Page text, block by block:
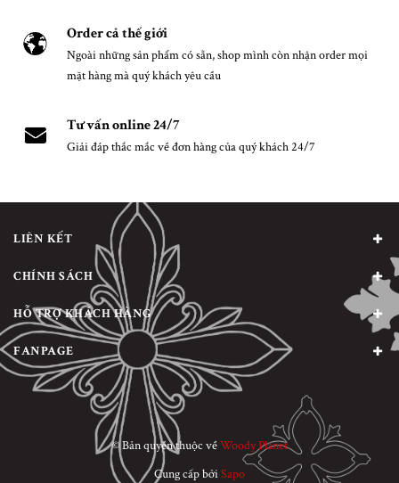
Order cả thế giới
Ngoài những sản phẩm có sẵn, shop mình còn nhận order mọi
mặt hàng mà quý khách yêu cầu
Tư vấn online 24/7
Giải đáp thắc mắc về đơn hàng của quý khách 24/7
LIÊN KẾT
CHÍNH SÁCH
HỖ TRỢ KHÁCH HÀNG
FANPAGE
© Bản quyền thuộc vềWoody Planet
Cung cấp bởiSapo